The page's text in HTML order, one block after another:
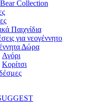
Collection
Παιχνίδια
για νεογέννητο
Δώρα
Αγόρι
Κορίτσι